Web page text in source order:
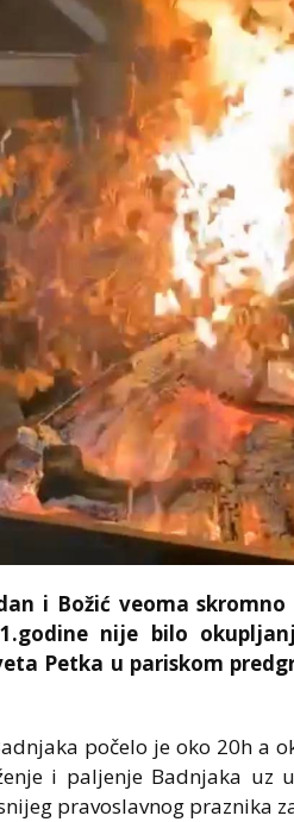
i Božić veoma
nije bilo
Petka u pariskom
počelo je oko 20h a
i paljenje Badnjaka uz
pravoslavnog praznika